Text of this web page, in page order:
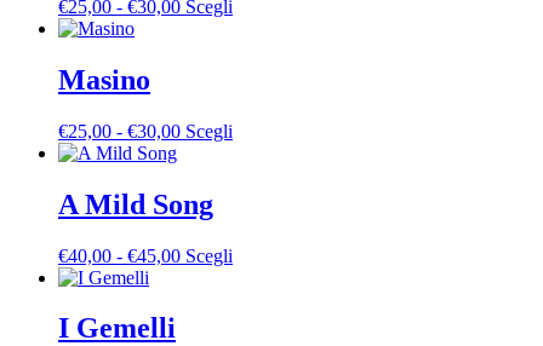
€25,00 - €30,00Fascia
€30,00
Scegli
opzioni
del
Masino
€25,00 - €30,00Fascia
€25,00
€30,00
Scegli
opzioni
A Mild Song
€40,00 - €45,00Fascia
Scegli
I Gemelli